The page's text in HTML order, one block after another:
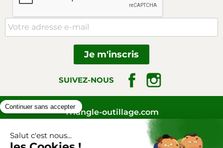
SUIVEZ-NOUS Facebook
Triangle-outillage.com
Mentions légales
Conditions générales de vente